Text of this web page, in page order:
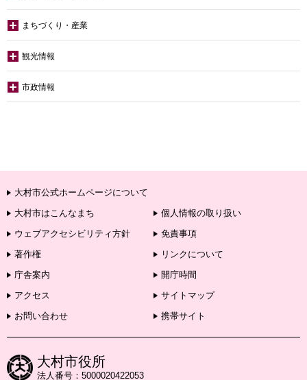
まちづくり・産業
観光情報
市政情報
大村市公式ホームページについて
大村市はこんなまち
個人情報の取り扱い
ウェブアクセシビリティ方針
免責事項
著作権
リンクについて
庁舎案内
開庁時間
アクセス
サイトマップ
お問い合わせ
携帯サイト
大村市役所
法人番号：5000020422053